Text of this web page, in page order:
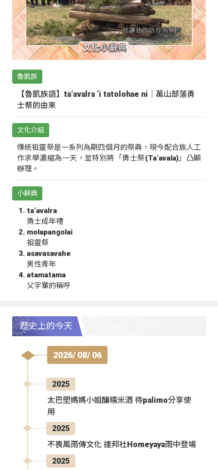
魯凱族
【魯凱族語】ta‘avalra ‘i tatolohae ni｜萬山部落勇
士祭的由來
文化介紹
傳統祖靈祭是一系列為期四個月的祭典，現今配合族人工
作求學濃縮為一天，並特別將「勇士祭(Ta‘avala)」凸顯
辦理。
小辭典
ta‘avalra
勇士成年禮
molapangolai
祖靈祭
asavasavahe
男性青年
atamatama
父字輩的稱呼
歷史上的今天
2026/ 08/ 06
2025
太巴塱媽媽小姐釀糯米酒 待palimo分享使
用
2025
不畏風雨傳文化 達邦社Homeyaya雨中登場
2025